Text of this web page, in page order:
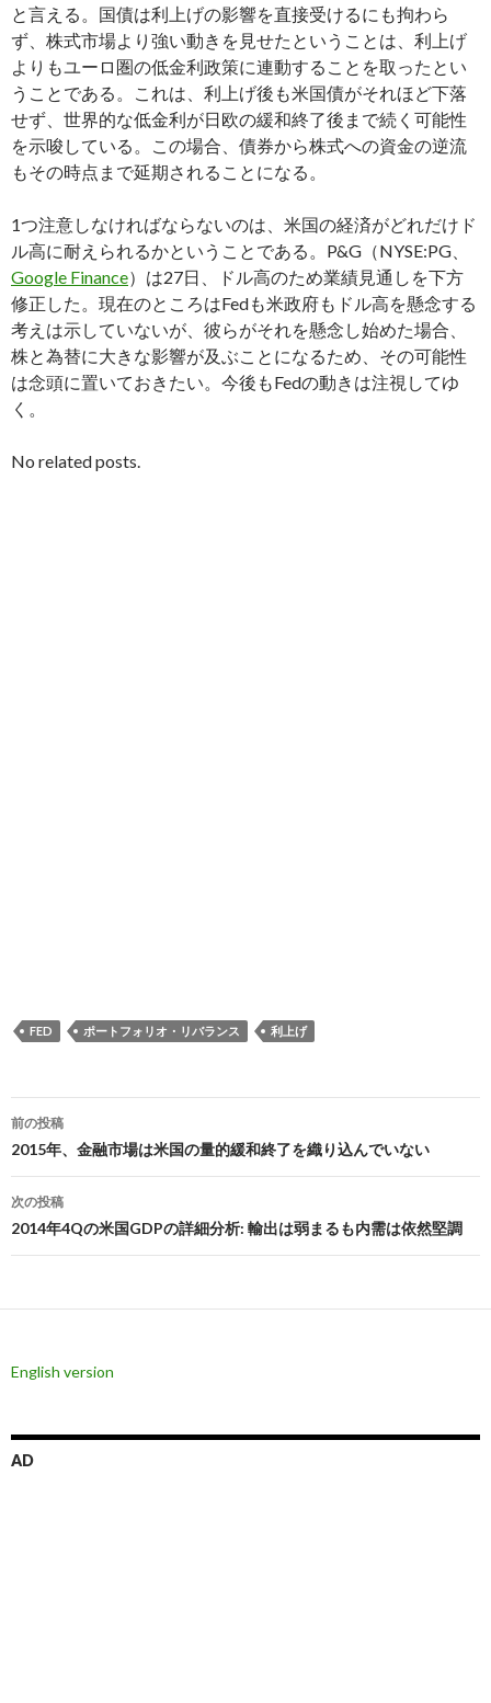
と言える。国債は利上げの影響を直接受けるにも拘わら
ず、株式市場より強い動きを見せたということは、利上げ
よりもユーロ圏の低金利政策に連動することを取ったとい
うことである。これは、利上げ後も米国債がそれほど下落
せず、世界的な低金利が日欧の緩和終了後まで続く可能性
を示唆している。この場合、債券から株式への資金の逆流
もその時点まで延期されることになる。
1つ注意しなければならないのは、米国の経済がどれだけド
ル高に耐えられるかということである。P&G（NYSE:PG、
Google Finance）は27日、ドル高のため業績見通しを下方
修正した。現在のところはFedも米政府もドル高を懸念する
考えは示していないが、彼らがそれを懸念し始めた場合、
株と為替に大きな影響が及ぶことになるため、その可能性
は念頭に置いておきたい。今後もFedの動きは注視してゆ
く。
No related posts.
FED ポートフォリオ・リバランス 利上げ
投
稿
ナ
ビ
ゲ
ー
ョ
前の投稿
2015年、金融市場は米国の量的緩和終了を織り込んでいない
次の投稿
2014年4Qの米国GDPの詳細分析: 輸出は弱まるも内需は依然堅調
English version
AD